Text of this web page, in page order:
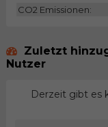
CO2 Emissionen:
Zuletzt
Nutzer
Derzeit gibt es